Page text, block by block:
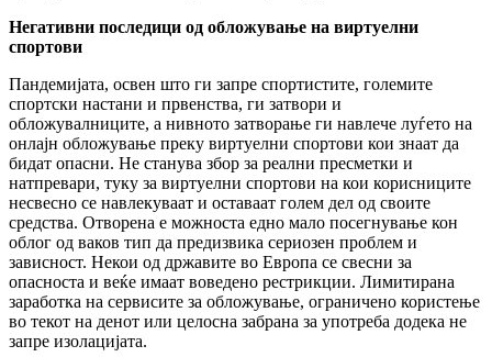
Негативни последици од обложување на виртуелни
спортови
Пандемијата, освен што ги запре спортистите, големите
спортски настани и првенства, ги затвори и
обложувалниците, а нивното затворање ги навлече луѓето на
онлајн обложување преку виртуелни спортови кои знаат да
бидат опасни. Не станува збор за реални пресметки и
натпревари, туку за виртуелни спортови на кои корисниците
несвесно се навлекуваат и оставаат голем дел од своите
средства. Отворена е можноста едно мало посегнување кон
облог од ваков тип да предизвика сериозен проблем и
зависност. Некои од државите во Европа се свесни за
опасноста и веќе имаат воведено рестрикции. Лимитирана
заработка на сервисите за обложување, ограничено користење
во текот на денот или целосна забрана за употреба додека не
запре изолацијата.